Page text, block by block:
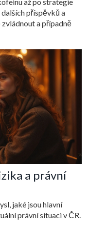
příspěvků a
a případně
a právní
jaké jsou hlavní
právní situaci v ČR.